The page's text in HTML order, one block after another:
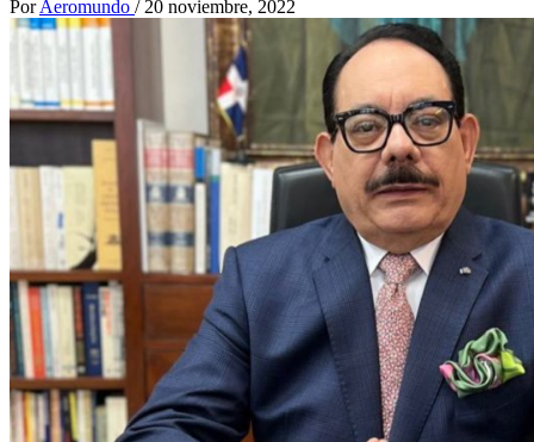
Por Aeromundo / 20 noviembre, 2022